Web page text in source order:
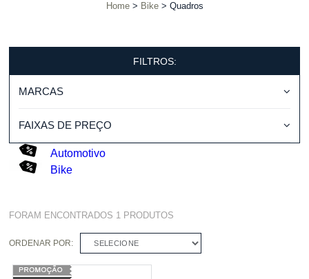
Home Bike Quadros
FILTROS:
MARCAS
FAIXAS DE PREÇO
Automotivo
Bike
FORAM ENCONTRADOS 1 PRODUTOS
ORDENAR POR: SELECIONE